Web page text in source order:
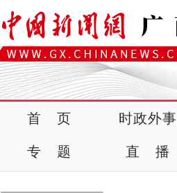
首 页 时政外事
专 题 直 播